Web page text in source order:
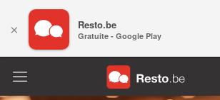
× Resto.be
Gratuite - Google Play